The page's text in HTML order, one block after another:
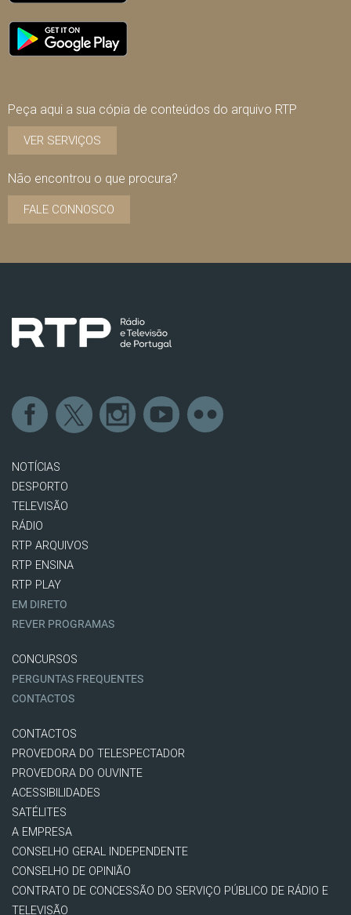
Peça aqui a sua cópia de conteúdos do arquivo RTP
VER SERVIÇOS
Não encontrou o que procura?
FALE CONNOSCO
NOTÍCIAS
DESPORTO
TELEVISÃO
RÁDIO
RTP ARQUIVOS
RTP ENSINA
RTP PLAY
EM DIRETO
REVER PROGRAMAS
CONCURSOS
PERGUNTAS FREQUENTES
CONTACTOS
CONTACTOS
PROVEDORA DO TELESPECTADOR
PROVEDORA DO OUVINTE
ACESSIBILIDADES
SATÉLITES
A EMPRESA
CONSELHO GERAL INDEPENDENTE
CONSELHO DE OPINIÃO
CONTRATO DE CONCESSÃO DO SERVIÇO PÚBLICO DE RÁDIO E
TELEVISÃO